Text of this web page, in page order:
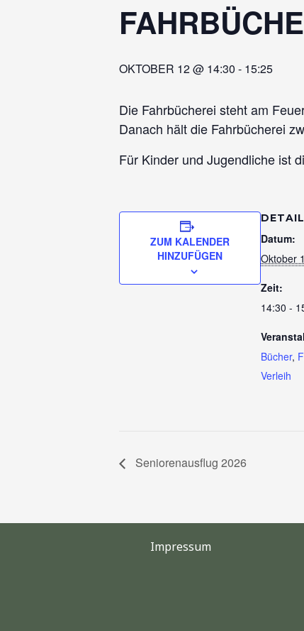
OKTOBER 12 @ 14:30 - 15:25
Die Fahrbücherei steht am
Danach hält die Fahrbücherei
Für Kinder und Jugendliche ist
ZUM KALENDER
HINZUFÜGEN
Datum:
Oktober
Zeit:
14:30 -
Bücher,
Verleih
Seniorenausflug 2026
Impressum